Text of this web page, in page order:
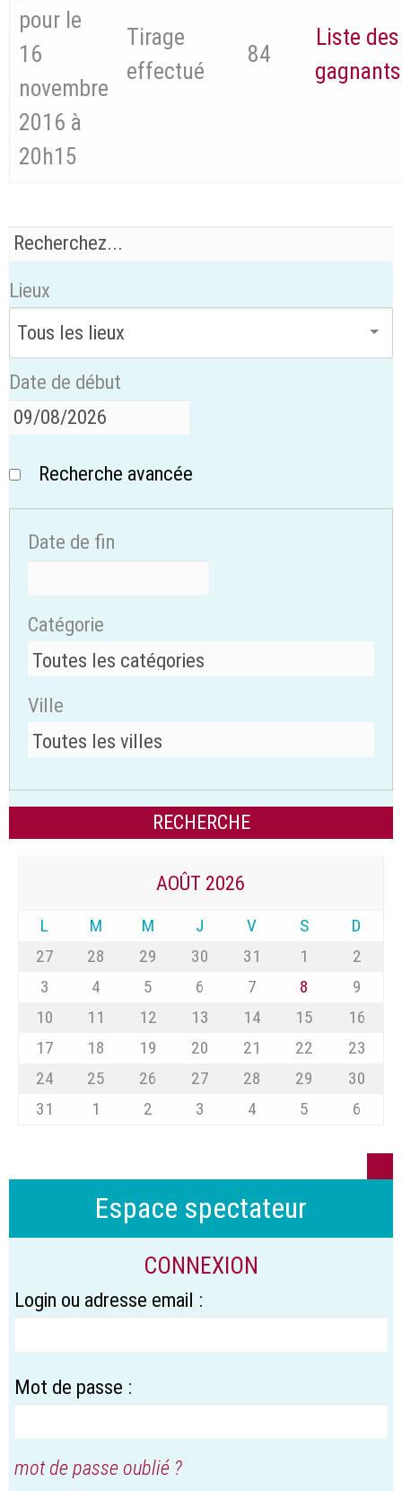
pour le
16
novembre
2016 à
20h15
Tirage
effectué
84
Liste des
gagnants
Lieux
Date de début
Recherche avancée
Date de fin
Catégorie
Ville
AOÛT 2026
L M M J V S
D
27
28 29 30 31 1
2
3
4 5 6 7 8
9
10
11 12 13 14 15
16
17
18 19 20 21 22
23
24
25 26 27 28 29
30
31
1 2 3 4 5 6
Espace spectateur
CONNEXION
Login ou adresse email :
Mot de passe :
mot de passe oublié ?